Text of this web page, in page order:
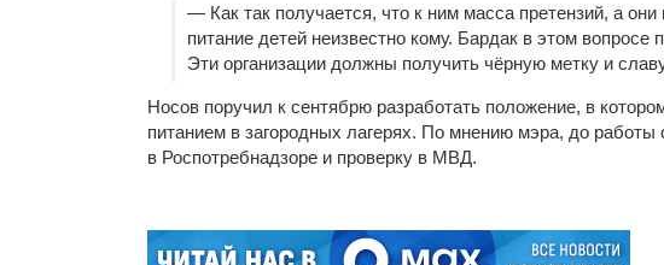
— Как так получается, что к ним масса претензий, а
питание детей неизвестно кому. Бардак в этом вопросе
Эти организации должны получить чёрную метку и
Носов поручил к сентябрю разработать положение, в
питанием в загородных лагерях. По мнению мэра, до
в Роспотребнадзоре и проверку в МВД.